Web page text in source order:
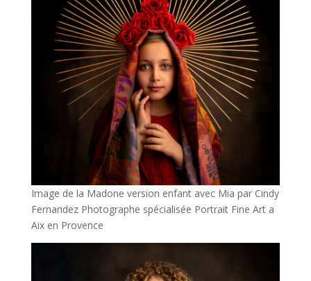
Image de la Madone version enfant avec Mia par Cindy
Fernandez Photographe spécialisée Portrait Fine Art a
Aix en Provence